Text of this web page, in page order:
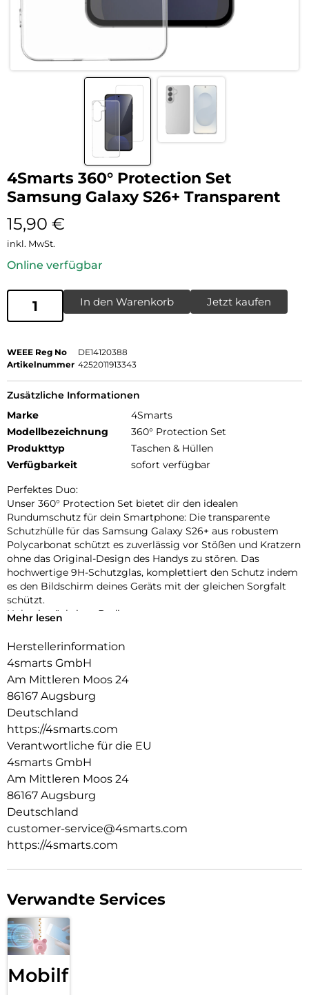
4Smarts 360° Protection Set
Samsung Galaxy S26+ Transparent
15,90 €
inkl. MwSt.
Online verfügbar
In den Warenkorb Jetzt kaufen
WEEE Reg No
DE14120388
Artikelnummer 4252011913343
Zusätzliche Informationen
Marke
4Smarts
Modellbezeichnung
360° Protection Set
Produkttyp
Taschen & Hüllen
Verfügbarkeit
sofort verfügbar
Perfektes Duo:
Unser 360° Protection Set bietet dir den idealen
Rundumschutz für dein Smartphone: Die transparente
Schutzhülle für das Samsung Galaxy S26+ aus robustem
Polycarbonat schützt es zuverlässig vor Stößen und Kratzern
ohne das Original-Design des Handys zu stören. Das
hochwertige 9H-Schutzglas, komplettiert den Schutz indem
es den Bildschirm deines Geräts mit der gleichen Sorgfalt
schützt.
Unbeeinträchtigte Bedienung:
optimalen Schutz für dein Gerät, ohne die Bedienbarkeit
Kratzern bewahrt, schützt das Schutzglas das Display, ohne
die Touchscreen-Funktionalität zu beeinträchtigen. Erlebe
uneingeschränkte Nutzung und maximalen Schutz in einem
Produkt.
Transparente Eleganz:
Entdecke den Vorteil von Schutz und Ästhetik mit unserer
Hülle. Die Transparenz der Hülle erhält das ursprüngliche
Design deines Geräts und ermöglicht es, die Farbe und die
Feinheiten deines Geräts voll zur Geltung zu bringen.
Mehr lesen
Herstellerinformation
4smarts GmbH
Am Mittleren Moos 24
86167 Augsburg
Deutschland
https://4smarts.com
Verantwortliche für die EU
4smarts GmbH
Am Mittleren Moos 24
86167 Augsburg
Deutschland
customer-service@4smarts.com
https://4smarts.com
Verwandte Services
Mobilfunk